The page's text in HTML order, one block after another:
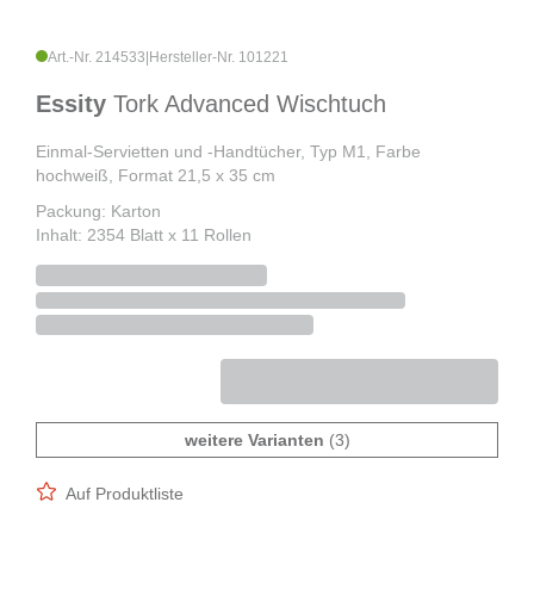
Art.-Nr. 214533 Hersteller-Nr. 101221
Essity Tork Advanced Wischtuch
Einmal-Servietten und -Handtücher, Typ M1, Farbe
hochweiß, Format 21,5 x 35 cm
Packung: Karton
Inhalt: 2354 Blatt x 11 Rollen
weitere Varianten (3)
Auf Produktliste